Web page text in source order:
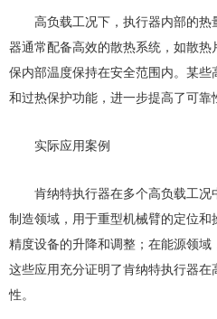
高负载工况下，执行器内部的
器通常配备高效的散热系统，如散
保内部温度保持在安全范围内。某
和过热保护功能，进一步提高了可靠
实际应用案例
肯纳特执行器在多个高负载工
制造领域，用于重型机械臂的定位
精度设备的升降和调整；在能源领域
这些应用充分证明了肯纳特执行器
性。